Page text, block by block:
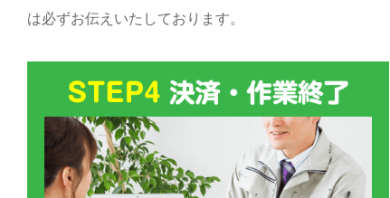
は必ずお伝えいたしております。